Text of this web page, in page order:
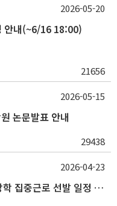
안내(~6/16 18:00)
21656
2026-05-20
논문발표 안내
29438
2026-05-15
2026학년도 국가근로장학금 하계방학 집중근로 선발 일정 안내
2026-04-23